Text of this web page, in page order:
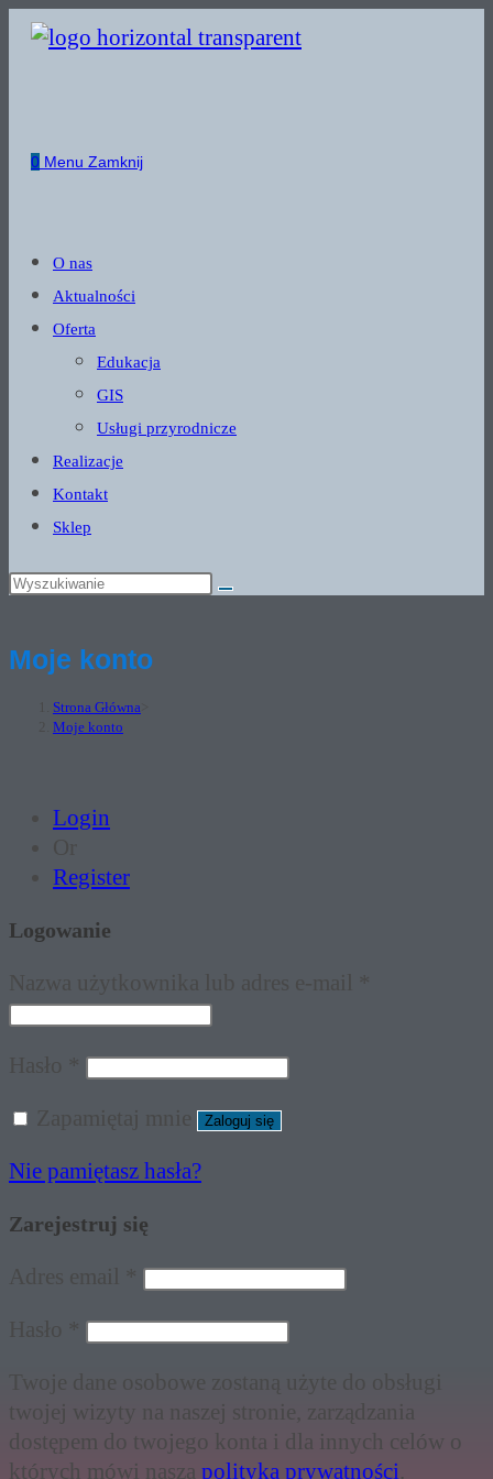
Skip
0 Menu Zamknij
O nas
Aktualności
Oferta
Edukacja
GIS
Usługi przyrodnicze
Realizacje
Kontakt
Sklep
Moje konto
Strona Główna
Moje konto
Login
Or
Register
Logowanie
Nazwa użytkownika lub adres e-mail *
Hasło * Wymagane
Zapamiętaj mnie Zaloguj się
Nie pamiętasz hasła?
Zarejestruj się
Adres email * Wymagane
Hasło * Wymagane
Twoje dane osobowe zostaną użyte do obsługi
twojej wizyty na naszej stronie, zarządzania
dostępem do twojego konta i dla innych celów o
których mówi nasza polityka prywatności.